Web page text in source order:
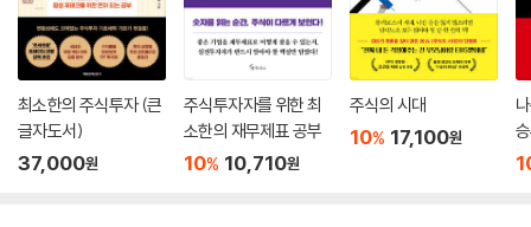
최소한의 주식투자 (큰
글자도서)
37,000원
주식투자자를 위한 최
소한의 재무제표 공부
10% 10,710원
주식의 시대
10% 17,100원